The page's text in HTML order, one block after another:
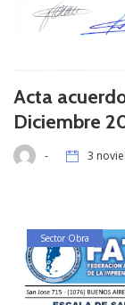
Acta
Diciembre
- 3
Sector Obra